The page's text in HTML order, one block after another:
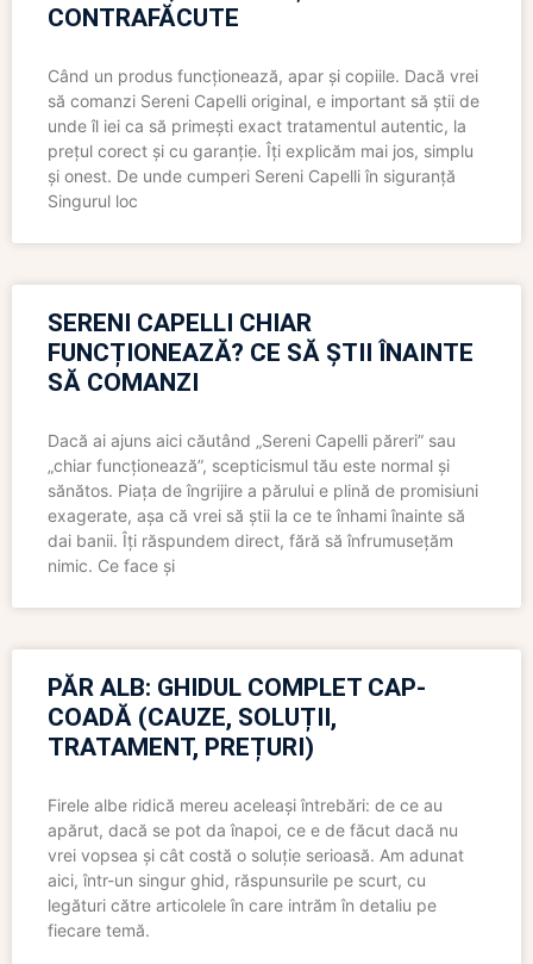
CONTRAFĂCUTE
Când un produs funcționează, apar și copiile. Dacă vrei
să comanzi Sereni Capelli original, e important să știi de
unde îl iei ca să primești exact tratamentul autentic, la
prețul corect și cu garanție. Îți explicăm mai jos, simplu
și onest. De unde cumperi Sereni Capelli în siguranță
Singurul loc
SERENI CAPELLI CHIAR
FUNCȚIONEAZĂ? CE SĂ ȘTII ÎNAINTE
SĂ COMANZI
Dacă ai ajuns aici căutând „Sereni Capelli păreri” sau
„chiar funcționează”, scepticismul tău este normal și
sănătos. Piața de îngrijire a părului e plină de promisiuni
exagerate, așa că vrei să știi la ce te înhami înainte să
dai banii. Îți răspundem direct, fără să înfrumusețăm
nimic. Ce face și
PĂR ALB: GHIDUL COMPLET CAP-
COADĂ (CAUZE, SOLUȚII,
TRATAMENT, PREȚURI)
Firele albe ridică mereu aceleași întrebări: de ce au
apărut, dacă se pot da înapoi, ce e de făcut dacă nu
vrei vopsea și cât costă o soluție serioasă. Am adunat
aici, într-un singur ghid, răspunsurile pe scurt, cu
legături către articolele în care intrăm în detaliu pe
fiecare temă.